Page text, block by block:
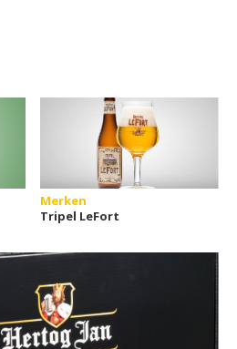
Merken
Tripel LeFort